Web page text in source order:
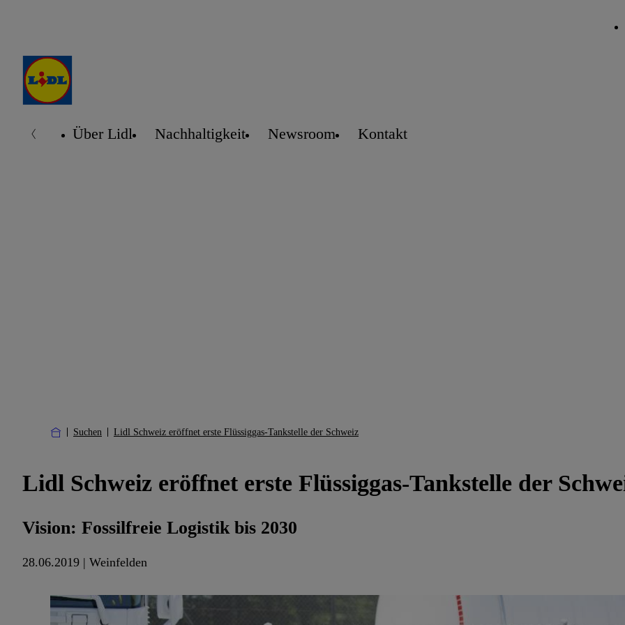
Über Lidl Nachhaltigkeit Newsroom Kontakt
Suchen Lidl Schweiz eröffnet erste Flüssiggas-Tankstelle der Schweiz
Lidl Schweiz eröffnet erste Flüssiggas-Tankstelle der
Vision: Fossilfreie Logistik bis 2030
28.06.2019 | Weinfelden